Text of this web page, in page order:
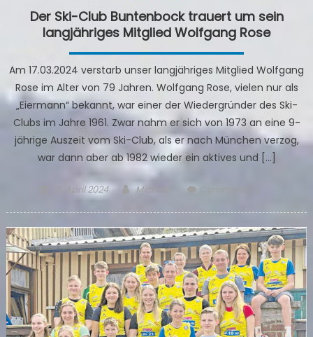
Der Ski-Club Buntenbock trauert um sein
langjähriges Mitglied Wolfgang Rose
Am 17.03.2024 verstarb unser langjähriges Mitglied Wolfgang
Rose im Alter von 79 Jahren. Wolfgang Rose, vielen nur als
„Eiermann“ bekannt, war einer der Wiedergründer des Ski-
Clubs im Jahre 1961. Zwar nahm er sich von 1973 an eine 9-
jährige Auszeit vom Ski-Club, als er nach München verzog,
war dann aber ab 1982 wieder ein aktives und […]
Posted
21. April 2024 Author
Michael